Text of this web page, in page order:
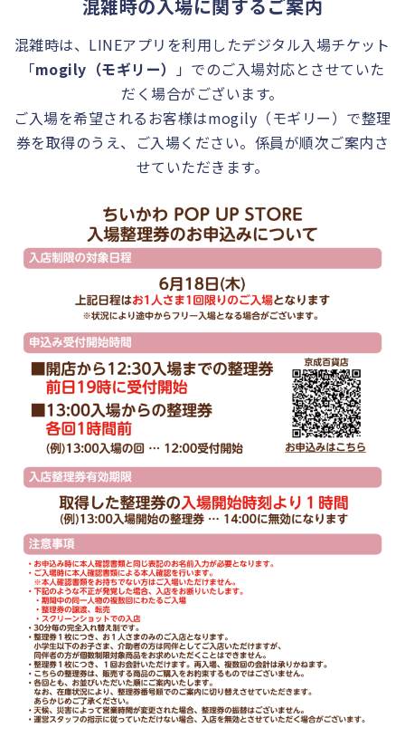
混雑時の入場に関するご案内
混雑時は、LINEアプリを利用したデジタル入場チケット
「mogily（モギリー）
」でのご入場対応とさせていた
だく場合がございます。
ご入場を希望されるお客様はmogily（モギリー）で整理
券を取得のうえ、ご入場ください。係員が順次ご案内さ
せていただきます。